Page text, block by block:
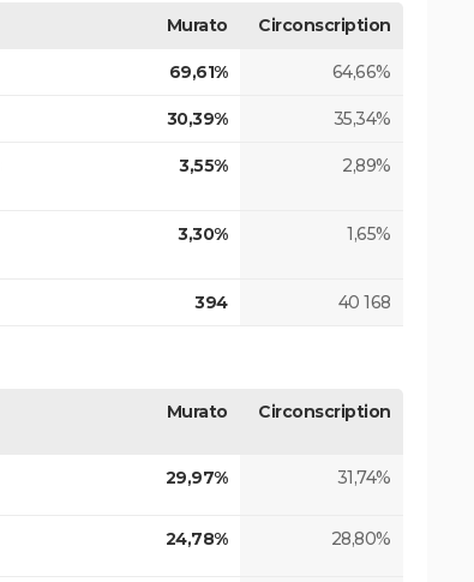
Murato Circonscription
69,61% 64,66%
30,39% 35,34%
3,55% 2,89%
3,30% 1,65%
394 40 168
Murato Circonscription
29,97% 31,74%
24,78% 28,80%